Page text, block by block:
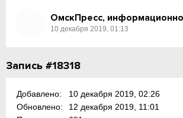
ОмскПресс,
10 декабря 2019, 01:13
Запись #18318
Добавлено:
10 декабря 2019, 02:26
Обновлено:
12 декабря 2019, 11:01